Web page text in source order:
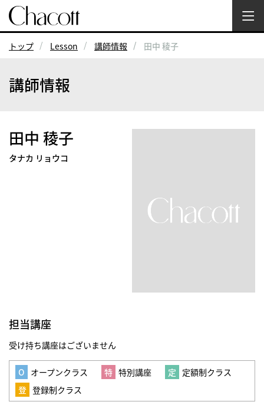
トップ Lesson 講師情報 田中 稜子
講師情報
田中 稜子
タナカ リョウコ
担当講座
受け持ち講座はございません
オープンクラス 特別講座
定額制クラス
登録制クラス